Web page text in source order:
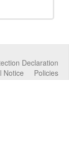
Declaration
Policies
Notice